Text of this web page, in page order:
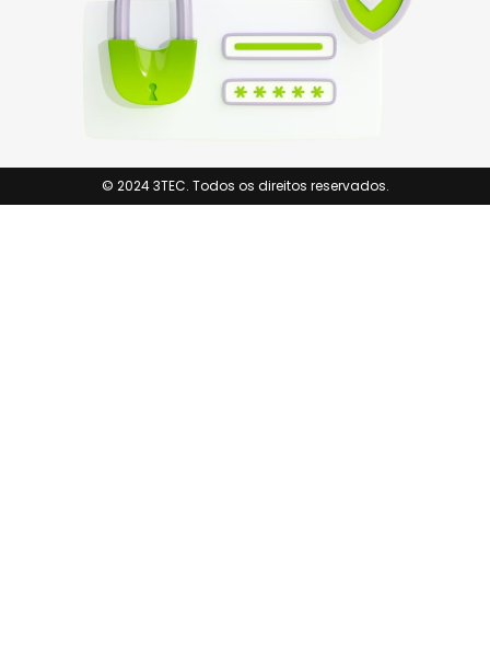
© 2024 3TEC. Todos os direitos reservados.